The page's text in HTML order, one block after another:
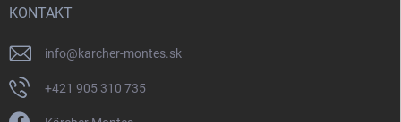
KONTAKT
info@karcher-montes.sk
+421 905 310 735